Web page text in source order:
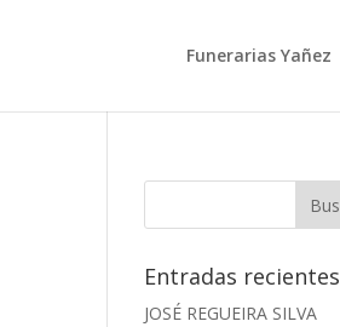
Funerarias Yañez
Entradas recientes
JOSÉ REGUEIRA SILVA